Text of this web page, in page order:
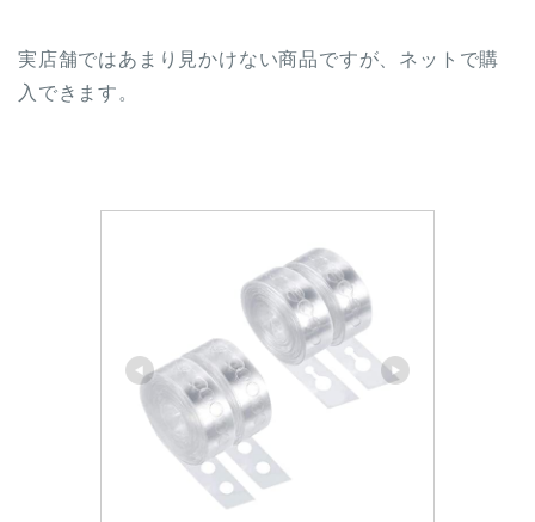
実店舗ではあまり見かけない商品ですが、ネットで購
入できます。